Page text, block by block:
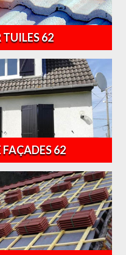
TUILES 62
62